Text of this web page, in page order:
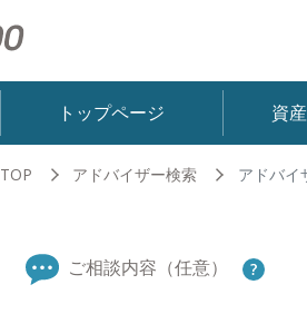
トップページ 資
TOP アドバイザー検索 アドバイ
ご相談内容（任意）